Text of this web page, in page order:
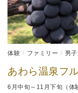
体験 ファミリー 男
あわら温泉フ
6月中旬～11月下旬（体